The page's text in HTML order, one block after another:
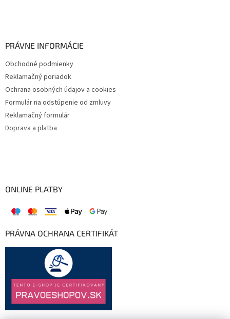
PRÁVNE INFORMÁCIE
Obchodné podmienky
Reklamačný poriadok
Ochrana osobných údajov a cookies
Formulár na odstúpenie od zmluvy
Reklamačný formulár
Doprava a platba
ONLINE PLATBY
PRÁVNA OCHRANA CERTIFIKÁT